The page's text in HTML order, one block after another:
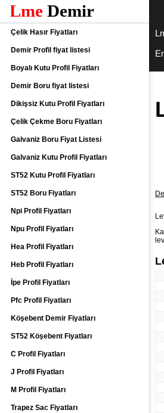
Çelik Hasır Fiyatları
Demir Profil fiyat listesi
Boyalı Kutu Profil Fiyatları
Demir Boru fiyat listesi
Dikişsiz Kutu Profil Fiyatları
Çelik Çekme Boru Fiyatları
Galvaniz Boru Fiyat Listesi
Galvaniz Kutu Profil Fiyatları
ST52 Kutu Profil Fiyatları
ST52 Boru Fiyatları
Npi Profil Fiyatları
Npu Profil Fiyatları
Hea Profil Fiyatları
Heb Profil Fiyatları
İpe Profil Fiyatları
Pfc Profil Fiyatları
Köşebent Demir Fiyatları
ST52 Köşebent Fiyatları
C Profil Fiyatları
J Profil Fiyatları
M Profil Fiyatları
Trapez Sac Fiyatları